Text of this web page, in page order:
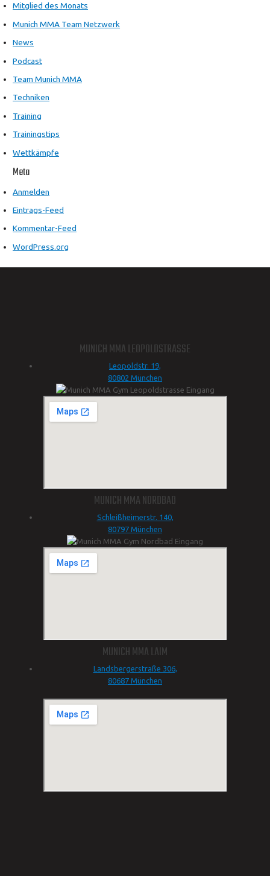
Mitglied des Monats
Munich MMA Team Netzwerk
News
Podcast
Team Munich MMA
Techniken
Training
Trainingstips
Wettkämpfe
Meta
Anmelden
Eintrags-Feed
Kommentar-Feed
WordPress.org
MUNICH MMA LEOPOLDSTRASSE
Leopoldstr. 19,
80802 München
MUNICH MMA NORDBAD
Schleißheimerstr. 140,
80797 München
MUNICH MMA LAIM
Landsbergerstraße 306,
80687 München